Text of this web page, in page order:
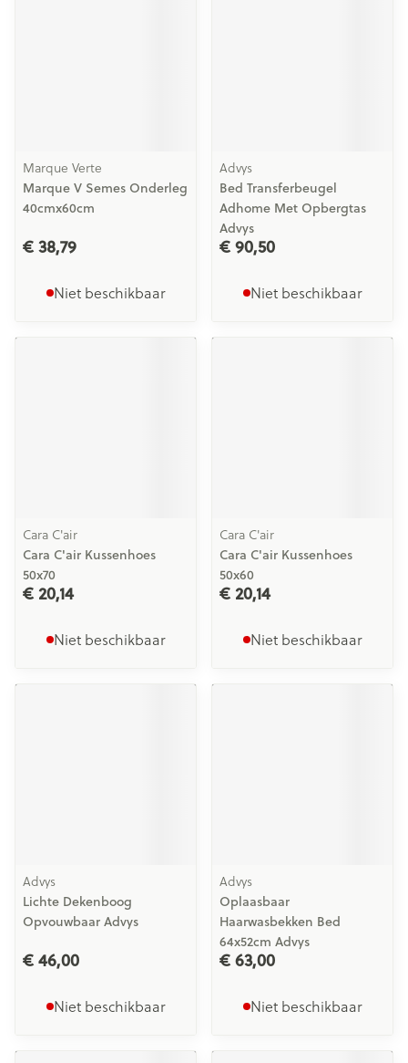
Marque Verte
Marque V Semes Onderleg
40cmx60cm
€ 38,79
Niet beschikbaar
Advys
Bed Transferbeugel
Adhome Met Opbergtas
Advys
€ 90,50
Niet beschikbaar
Cara C'air
Cara C'air Kussenhoes
50x70
€ 20,14
Niet beschikbaar
Cara C'air
Cara C'air Kussenhoes
50x60
€ 20,14
Niet beschikbaar
Advys
Lichte Dekenboog
Opvouwbaar Advys
€ 46,00
Niet beschikbaar
Advys
Oplaasbaar
Haarwasbekken Bed
64x52cm Advys
€ 63,00
Niet beschikbaar